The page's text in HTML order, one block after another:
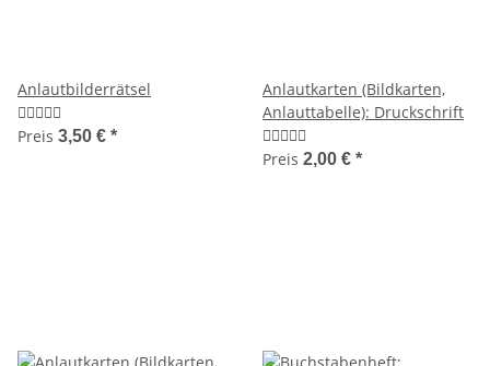
Anlautbilderrätsel
Preis 3,50 € *
Anlautkarten (Bildkarten,
Anlauttabelle): Druckschrift
Preis 2,00 € *